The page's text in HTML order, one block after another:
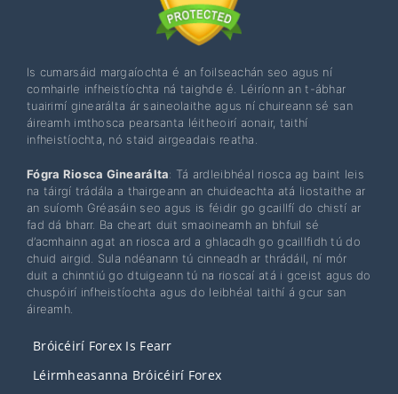
Is cumarsáid margaíochta é an foilseachán seo agus ní
comhairle infheistíochta ná taighde é. Léiríonn an t-ábhar
tuairimí ginearálta ár saineolaithe agus ní chuireann sé san
áireamh imthosca pearsanta léitheoirí aonair, taithí
infheistíochta, nó staid airgeadais reatha.
Fógra Riosca Ginearálta: Tá ardleibhéal riosca ag baint leis
na táirgí trádála a thairgeann an chuideachta atá liostaithe ar
an suíomh Gréasáin seo agus is féidir go gcaillfí do chistí ar
fad dá bharr. Ba cheart duit smaoineamh an bhfuil sé
d’acmhainn agat an riosca ard a ghlacadh go gcaillfidh tú do
chuid airgid. Sula ndéanann tú cinneadh ar thrádáil, ní mór
duit a chinntiú go dtuigeann tú na rioscaí atá i gceist agus do
chuspóirí infheistíochta agus do leibhéal taithí á gcur san
áireamh.
Bróicéirí Forex Is Fearr
Léirmheasanna Bróicéirí Forex